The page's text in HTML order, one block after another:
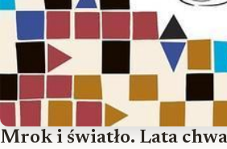
Mrok i światło. Lata